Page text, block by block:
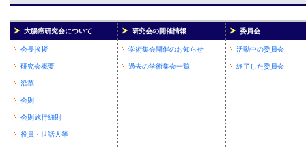
大腸癌研究会について 研究会の開催情報 委員会
会長挨拶
研究会概要
沿革
会則
会則施行細則
役員・世話人等
学術集会開催のお知らせ
過去の学術集会一覧
活動中の委員会
終了した委員会